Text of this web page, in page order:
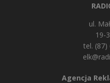
ul.
19-
tel. (87)
Agencja